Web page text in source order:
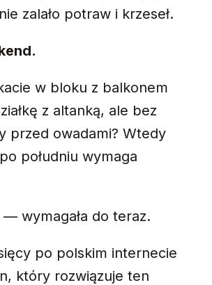
zalało potraw i krzeseł.
w bloku z balkonem
z altanką, ale bez
przed owadami? Wtedy
południu wymaga
— wymagała do teraz.
po polskim internecie
który rozwiązuje ten